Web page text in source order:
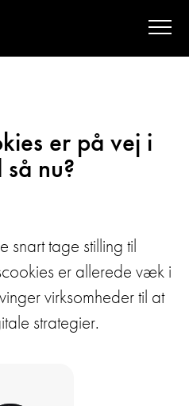
er på vej i
nu?
snart tage stilling til
er allerede væk i
virksomheder til at
strategier.